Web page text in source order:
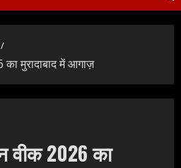
मुरादाबाद में आगाज़
2026 का